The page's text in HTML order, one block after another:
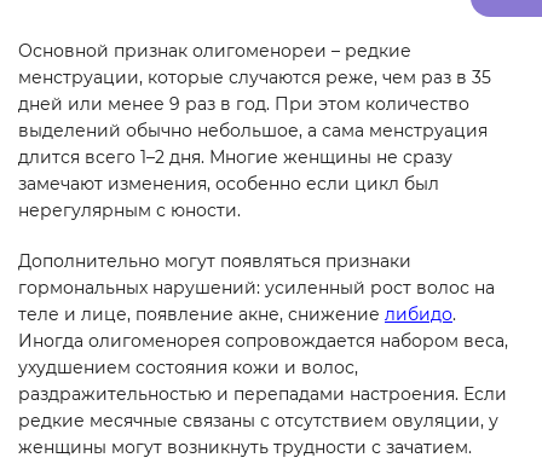
Основной признак олигоменореи – редкие
менструации, которые случаются реже, чем раз в 35
дней или менее 9 раз в год. При этом количество
выделений обычно небольшое, а сама менструация
длится всего 1–2 дня. Многие женщины не сразу
замечают изменения, особенно если цикл был
нерегулярным с юности.
Дополнительно могут появляться признаки
гормональных нарушений: усиленный рост волос на
теле и лице, появление акне, снижение либидо.
Иногда олигоменорея сопровождается набором веса,
ухудшением состояния кожи и волос,
раздражительностью и перепадами настроения. Если
редкие месячные связаны с отсутствием овуляции, у
женщины могут возникнуть трудности с зачатием.